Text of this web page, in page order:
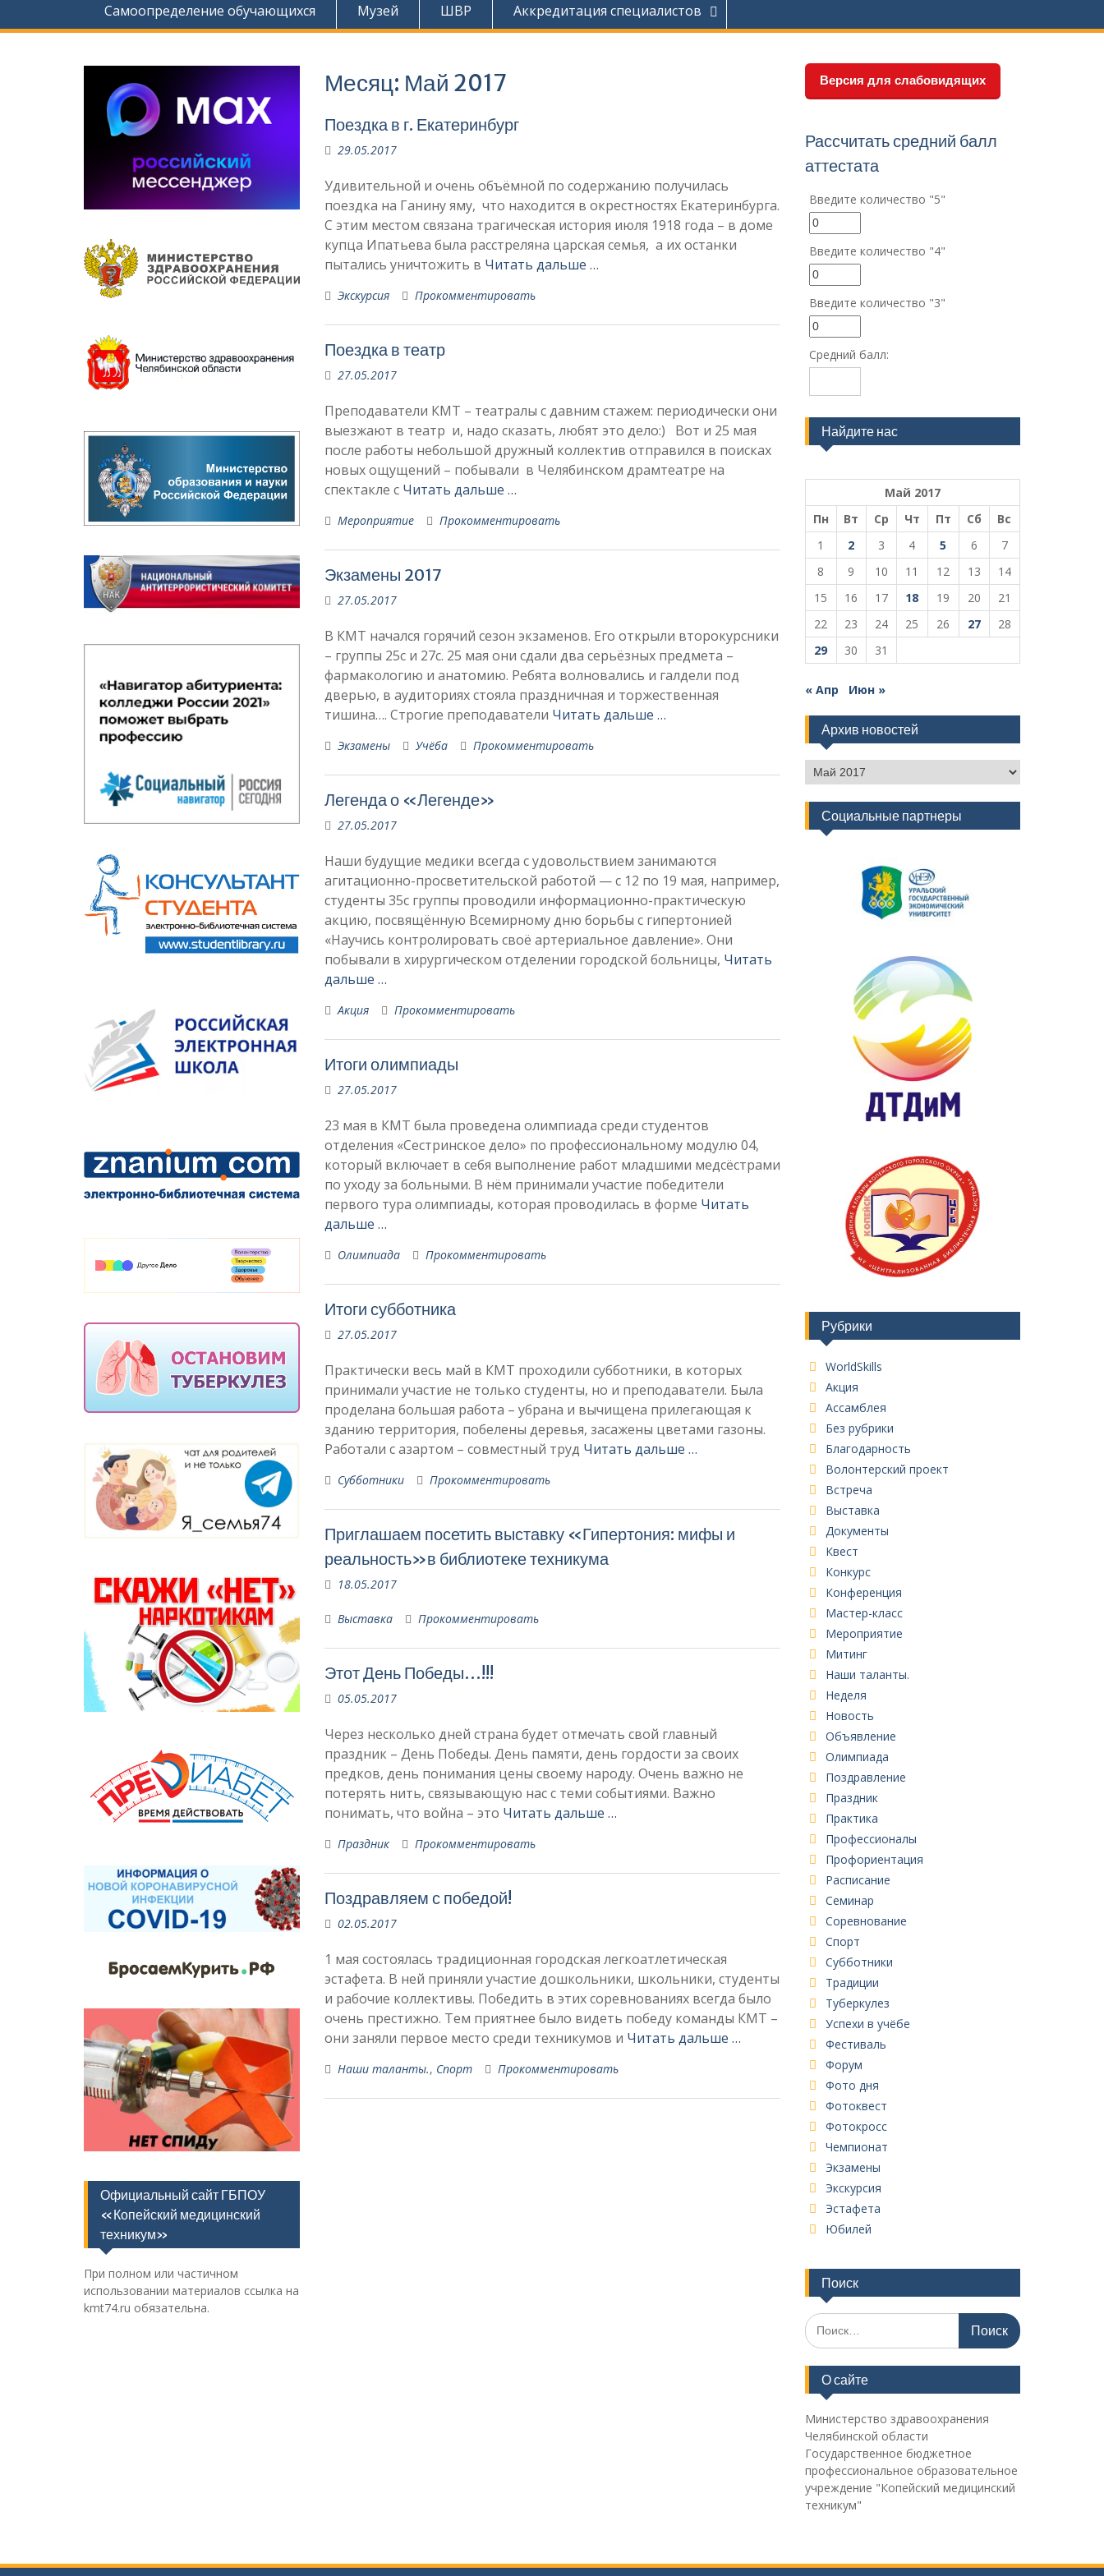
Самоопределение обучающихся
Музей ШВР Аккредитация специалистов
Месяц: Май 2017
Поездка в г. Екатеринбург
29.05.2017
Удивительной и очень объёмной по содержанию получилась
поездка на Ганину яму, что находится в окрестностях Екатеринбурга.
С этим местом связана трагическая история июля 1918 года – в доме
купца Ипатьева была расстреляна царская семья, а их останки
пытались уничтожить в Читать дальше …
Экскурсия Прокомментировать
Поездка в театр
27.05.2017
Преподаватели КМТ – театралы с давним стажем: периодически они
выезжают в театр и, надо сказать, любят это дело:) Вот и 25 мая
после работы небольшой дружный коллектив отправился в поисках
новых ощущений – побывали в Челябинском драмтеатре на
спектакле с Читать дальше …
Мероприятие Прокомментировать
Экзамены 2017
27.05.2017
В КМТ начался горячий сезон экзаменов. Его открыли второкурсники
– группы 25с и 27с. 25 мая они сдали два серьёзных предмета –
фармакологию и анатомию. Ребята волновались и галдели под
дверью, в аудиториях стояла праздничная и торжественная
тишина…. Строгие преподаватели Читать дальше …
Экзамены Учёба Прокомментировать
Легенда о «Легенде»
27.05.2017
Наши будущие медики всегда с удовольствием занимаются
агитационно-просветительской работой — с 12 по 19 мая, например,
студенты 35с группы проводили информационно-практическую
акцию, посвящённую Всемирному дню борьбы с гипертонией
«Научись контролировать своё артериальное давление». Они
побывали в хирургическом отделении городской больницы, Читать
дальше …
Акция Прокомментировать
Итоги олимпиады
27.05.2017
23 мая в КМТ была проведена олимпиада среди студентов
отделения «Сестринское дело» по профессиональному модулю 04,
который включает в себя выполнение работ младшими медсёстрами
по уходу за больными. В нём принимали участие победители
первого тура олимпиады, которая проводилась в форме Читать
дальше …
Олимпиада Прокомментировать
Итоги субботника
27.05.2017
Практически весь май в КМТ проходили субботники, в которых
принимали участие не только студенты, но и преподаватели. Была
проделана большая работа – убрана и вычищена прилегающая к
зданию территория, побелены деревья, засажены цветами газоны.
Работали с азартом – совместный труд Читать дальше …
Субботники Прокомментировать
Приглашаем посетить выставку «Гипертония: мифы и
реальность»в библиотеке техникума
18.05.2017
Выставка Прокомментировать
Этот День Победы…!!!
05.05.2017
Через несколько дней страна будет отмечать свой главный
праздник – День Победы. День памяти, день гордости за своих
предков, день понимания цены своему народу. Очень важно не
потерять нить, связывающую нас с теми событиями. Важно
понимать, что война – это Читать дальше …
Праздник Прокомментировать
Поздравляем с победой!
02.05.2017
1 мая состоялась традиционная городская легкоатлетическая
эстафета. В ней приняли участие дошкольники, школьники, студенты
и рабочие коллективы. Победить в этих соревнованиях всегда было
очень престижно. Тем приятнее было видеть победу команды КМТ –
они заняли первое место среди техникумов и Читать дальше …
Наши таланты., Спорт Прокомментировать
Версия для слабовидящих
Рассчитать средний балл
аттестата
Введите количество "5"
Введите количество "4"
Введите количество "3"
Средний балл:
Найдите нас
Май 2017
Пн
Вт Ср Чт Пт Сб
Вс
1
2 3 4 5 6
7
8
9 10 11 12 13
14
15
16 17 18 19 20
21
22
23 24 25 26 27
28
29
30 31
« Апр Июн »
Архив новостей
Архив
новостей
Социальные партнеры
Рубрики
WorldSkills
Акция
Ассамблея
Без рубрики
Благодарность
Волонтерский проект
Встреча
Выставка
Документы
Квест
Конкурс
Конференция
Мастер-класс
Мероприятие
Митинг
Наши таланты.
Неделя
Новость
Объявление
Олимпиада
Поздравление
Праздник
Практика
Профессионалы
Профориентация
Расписание
Семинар
Соревнование
Спорт
Субботники
Традиции
Туберкулез
Успехи в учёбе
Фестиваль
Форум
Фото дня
Фотоквест
Фотокросс
Чемпионат
Экзамены
Экскурсия
Эстафета
Юбилей
Поиск
Поиск
по:
О сайте
Министерство здравоохранения
Челябинской области
Государственное бюджетное
профессиональное образовательное
учреждение "Копейский медицинский
техникум"
Официальный сайт ГБПОУ
«Копейский медицинский
техникум»
При полном или частичном
использовании материалов ссылка на
kmt74.ru обязательна.